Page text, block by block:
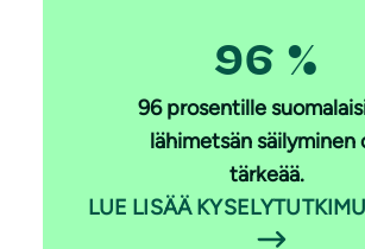
96 %
96 prosentille
lähimetsän säilyminen
tärkeää.
LUE LISÄÄ